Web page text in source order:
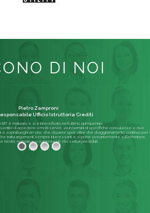
DI NOI
BIT è maturato e si è intensificato nell'ultimo quinquennio.
di accedere a molti servizi, sia in termini di specifiche consulenze e due
e sopralluoghi on-site, che di pareri spot; oltre che di aggiornamento continuo per
tratta argomenti sempre interessanti e si pone costantemente sulla frontiera
Novità, normative o commerciali, dei settori presidiati.
Pietro Zamproni
Ufficio Istruttoria Crediti
Leggi di più